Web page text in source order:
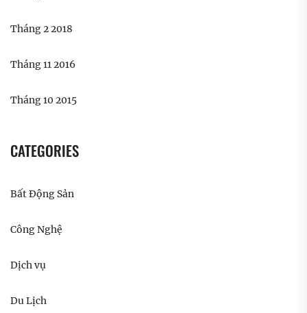
Tháng 2 2018
Tháng 11 2016
Tháng 10 2015
CATEGORIES
Bất Động Sản
Công Nghệ
Dịch vụ
Du Lịch